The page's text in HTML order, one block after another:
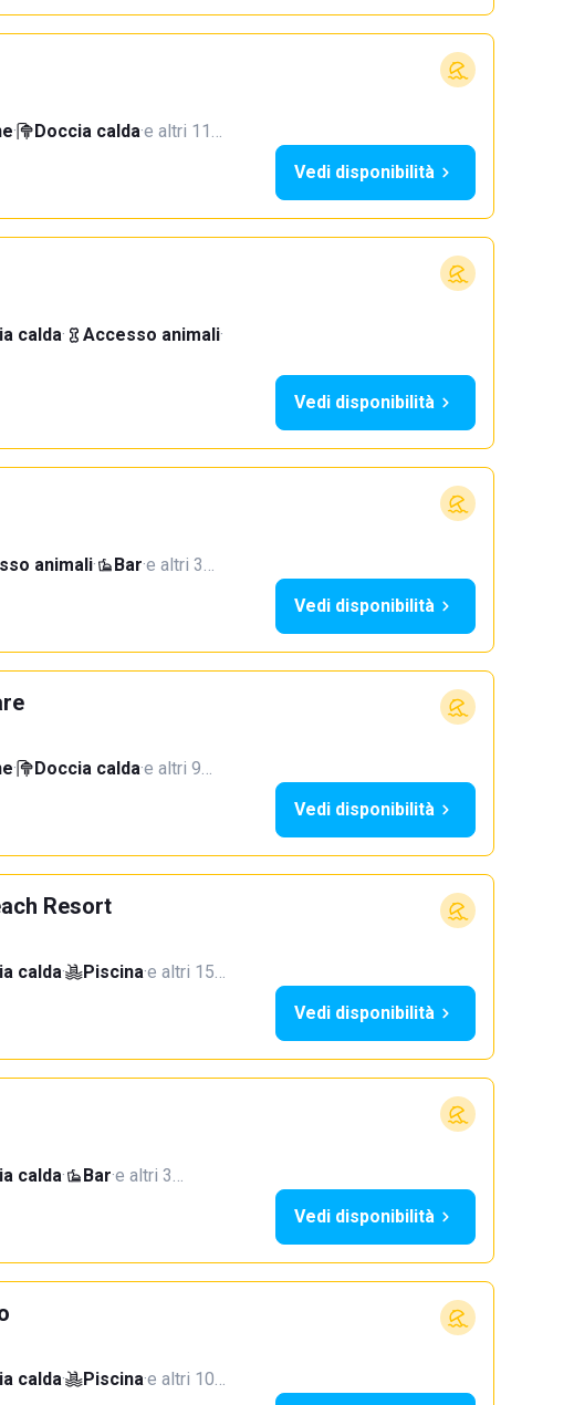
· Doccia calda·e altri 11…
Vedi disponibilità
calda· Accesso animali·
Vedi disponibilità
animali· Bar·e altri 3…
Vedi disponibilità
· Doccia calda·e altri 9…
Vedi disponibilità
Resort
calda· Piscina·e altri 15…
Vedi disponibilità
calda· Bar·e altri 3…
Vedi disponibilità
calda· Piscina·e altri 10…